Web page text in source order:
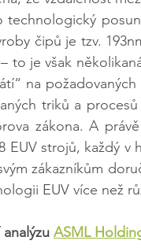
technologický
čipů je tzv.
to je však
na
triků a
zákona. A
strojů, každý v
zákazníkům
EUV více než
ASML